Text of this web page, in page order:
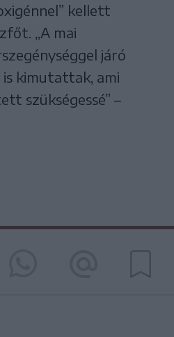
kellett
„A mai
járó
kimutattak, ami
szükségessé” –